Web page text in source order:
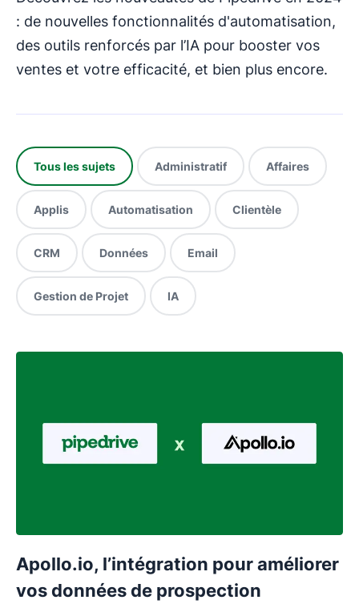
: de nouvelles fonctionnalités d'automatisation,
des outils renforcés par l’IA pour booster vos
ventes et votre efficacité, et bien plus encore.
Tous les sujets Administratif Affaires
Applis Automatisation Clientèle
CRM Données Email
Gestion de Projet IA
Apollo.io, l’intégration pour améliorer
vos données de prospection